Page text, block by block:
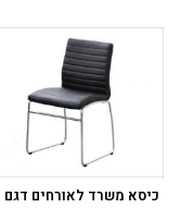
כיסא משרד לאורחים דגם